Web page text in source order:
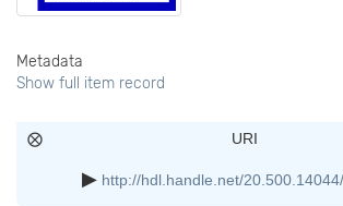
Metadata
Show full item record
URI
http://hdl.handle.net/